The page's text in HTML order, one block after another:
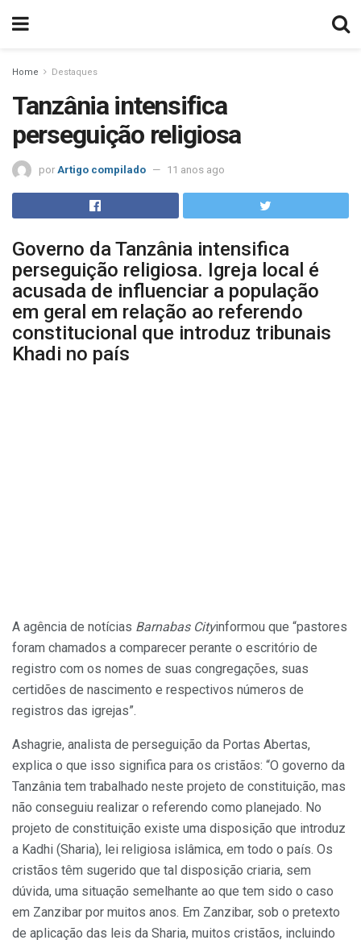
Home Destaques
Tanzânia intensifica
perseguição religiosa
por Artigo compilado 11 anos ago
Governo da Tanzânia intensifica
perseguição religiosa. Igreja local é
acusada de influenciar a população
em geral em relação ao referendo
constitucional que introduz tribunais
Khadi no país
A agência de notícias Barnabas Cityinformou que “pastores
foram chamados a comparecer perante o escritório de
registro com os nomes de suas congregações, suas
certidões de nascimento e respectivos números de
registros das igrejas”.
Ashagrie, analista de perseguição da Portas Abertas,
explica o que isso significa para os cristãos: “O governo da
Tanzânia tem trabalhado neste projeto de constituição, mas
não conseguiu realizar o referendo como planejado. No
projeto de constituição existe uma disposição que introduz
a Kadhi (Sharia), lei religiosa islâmica, em todo o país. Os
cristãos têm sugerido que tal disposição criaria, sem
dúvida, uma situação semelhante ao que tem sido o caso
em Zanzibar por muitos anos. Em Zanzibar, sob o pretexto
de aplicação das leis da Sharia, muitos cristãos, incluindo